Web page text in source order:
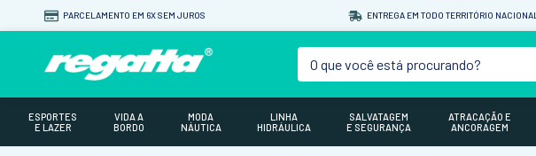
PARCELAMENTO EM 6X SEM JUROS ENTREGA EM TODO TERRITÓRIO NACIONAL
O que você está procurando?
ESPORTES
E LAZER
VIDA A
BORDO
MODA
NÁUTICA
LINHA
HIDRÁULICA
SALVATAGEM
E SEGURANÇA
ATRACAÇÃO E
ANCORAGEM